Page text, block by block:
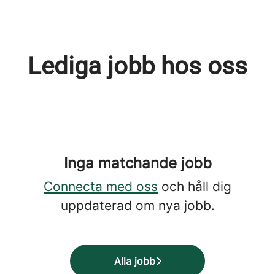
Lediga jobb hos oss
Inga matchande jobb
Connecta med oss och håll dig
uppdaterad om nya jobb.
Alla jobb